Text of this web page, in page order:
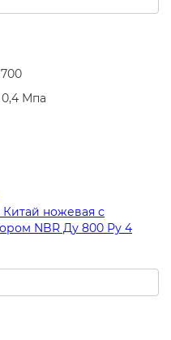
700
0,4 Мпа
ножевая с
NBR Ду 800 Ру 4